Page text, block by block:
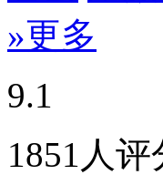
»更多
9.1
1851人评